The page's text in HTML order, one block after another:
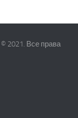
© 2021. Все права